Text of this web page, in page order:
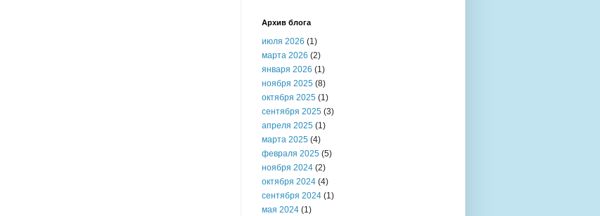
Архив блога
июля 2026 (1)
марта 2026 (2)
января 2026 (1)
ноября 2025 (8)
октября 2025 (1)
сентября 2025 (3)
апреля 2025 (1)
марта 2025 (4)
февраля 2025 (5)
ноября 2024 (2)
октября 2024 (4)
сентября 2024 (1)
мая 2024 (1)